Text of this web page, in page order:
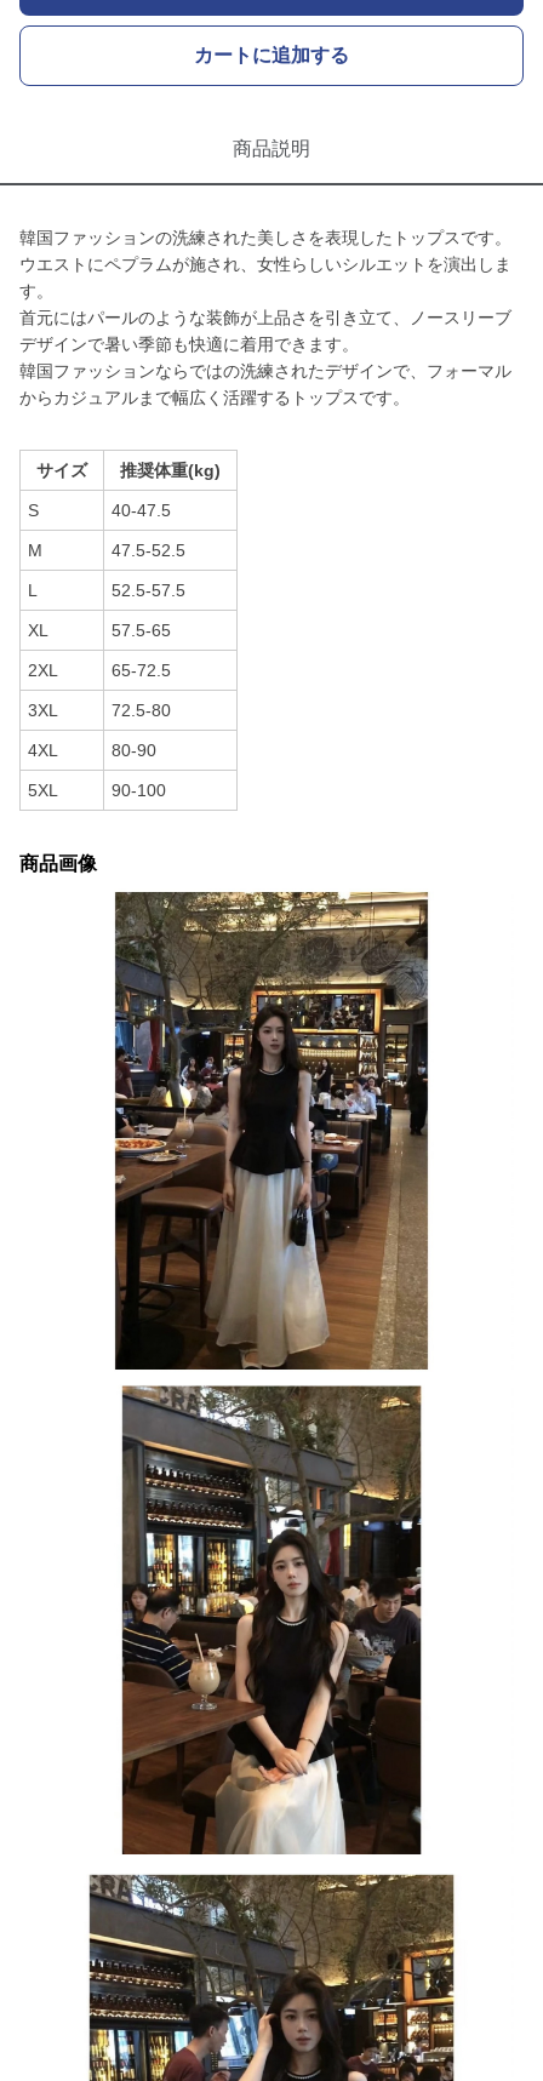
カートに追加する
商品説明
韓国ファッションの洗練された美しさを表現したトップスです。
ウエストにペプラムが施され、女性らしいシルエットを演出しま
す。
首元にはパールのような装飾が上品さを引き立て、ノースリーブ
デザインで暑い季節も快適に着用できます。
韓国ファッションならではの洗練されたデザインで、フォーマル
からカジュアルまで幅広く活躍するトップスです。
サイズ 推奨体重(kg)
S 40-47.5
M 47.5-52.5
L 52.5-57.5
XL 57.5-65
2XL 65-72.5
3XL 72.5-80
4XL 80-90
5XL 90-100
商品画像